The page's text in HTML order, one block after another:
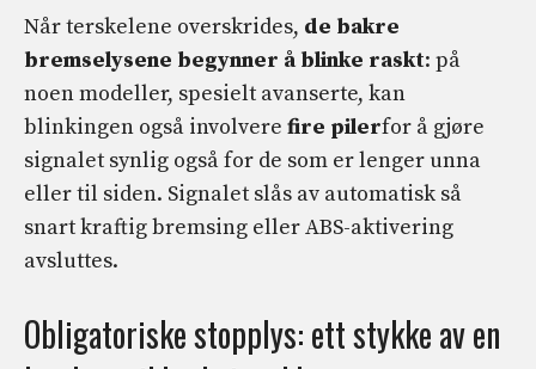
Når terskelene overskrides, de bakre
bremselysene begynner å blinke raskt: på
noen modeller, spesielt avanserte, kan
blinkingen også involvere fire pilerfor å gjøre
signalet synlig også for de som er lenger unna
eller til siden. Signalet slås av automatisk så
snart kraftig bremsing eller ABS-aktivering
avsluttes.
Obligatoriske stopplys: ett stykke av en